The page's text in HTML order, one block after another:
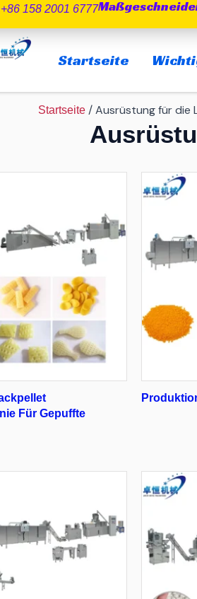
+86 158 2001 6777
Startseite
Startseite / Ausrüstung für die
Für Gepuffte